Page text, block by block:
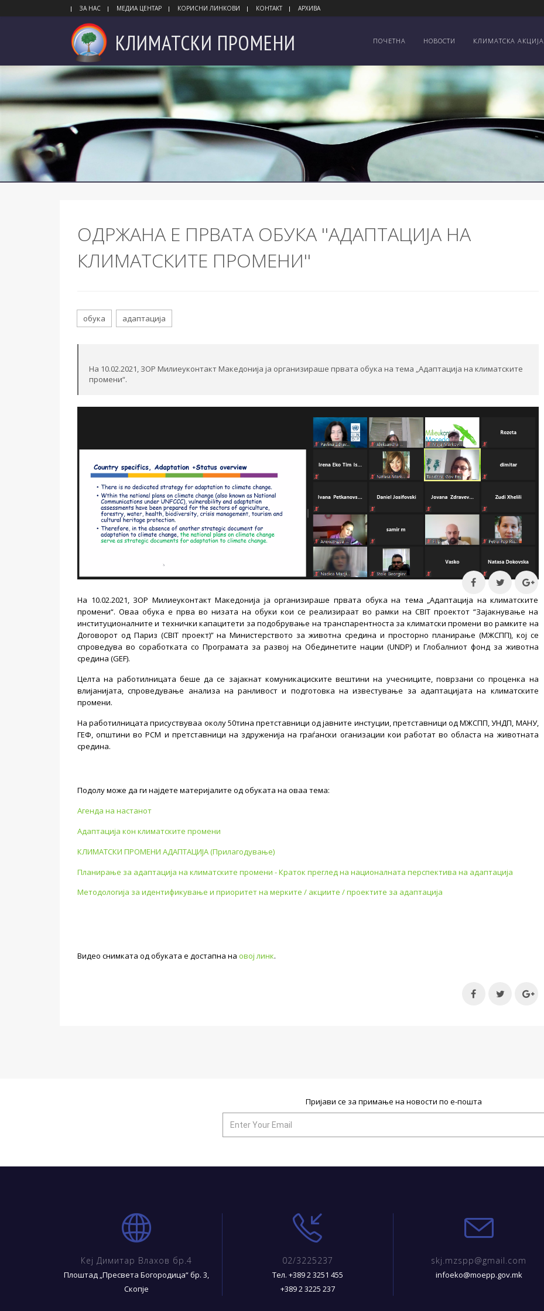
ЗА НАС МЕДИА ЦЕНТАР КОРИСНИ ЛИНКОВИ КОНТАКТ АРХИВА
КЛИМАТСКИ ПРОМЕНИ ПОЧЕТНА НОВОСТИ КЛИМАТСКА АКЦИЈА
ОДРЖАНА Е ПРВАТА ОБУКА ''АДАПТАЦИЈА НА
КЛИМАТСКИТЕ ПРОМЕНИ''
обука адаптација
На 10.02.2021, ЗОР Милиеуконтакт Македонија ја организираше првата обука на тема „Адаптација на климатските
промени“.
На 10.02.2021, ЗОР Милиеуконтакт Македонија ја организираше првата обука на тема „Адаптација на климатските
промени“. Оваа обука е прва во низата на обуки кои се реализираат во рамки на CBIT проектот “Зајакнување на
институционалните и технички капацитети за подобрување на транспарентноста за климатски промени во рамките на
Договорот од Париз (CBIT проект)” на Министерството за животна средина и просторно планирање (МЖСПП), кој се
спроведува во соработката со Програмата за развој на Обединетите нации (UNDP) и Глобалниот фонд за животна
средина (GEF).
Целта на работилницата беше да се зајакнат комуникациските вештини на учесниците, поврзани со проценка на
влијанијата, спроведување анализа на ранливост и подготовка на известување за адаптацијата на климатските
промени.
На работилницата присуствуваа околу 50тина претставници од јавните инстуции, претставници од МЖСПП, УНДП, МАНУ,
ГЕФ, општини во РСМ и претставници на здруженија на граѓански оганизации кои работат во областа на животната
средина.
Подолу може да ги најдете материјалите од обуката на оваа тема:
Агенда на настанот
Адаптација кон климатските промени
КЛИМАТСКИ ПРОМЕНИ АДАПТАЦИЈА (Прилагодување)
Планирање за адаптација на климатските промени - Краток преглед на националната перспектива на адаптација
Методологија за идентификување и приоритет на мерките / акциите / проектите за адаптација
Видео снимката одобуката е достапна на овој линк.
Пријави се за примање на новости по е-пошта
Кеј Димитар Влахов бр.4
Плоштад „Пресвета Богородица“ бр. 3,
Скопје
02/3225237
Тел. +389 2 3251 455
+389 2 3225 237
skj.mzspp@gmail.com
infoeko@moepp.gov.mk